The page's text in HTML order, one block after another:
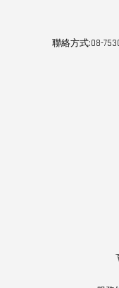
聯絡方式:08-